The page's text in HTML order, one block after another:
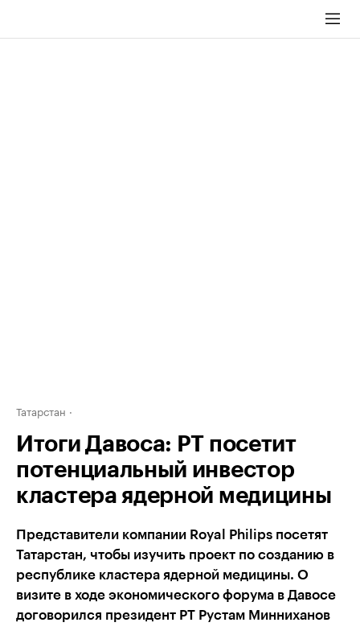
Татарстан
Итоги Давоса: РТ посетит
потенциальный инвестор
кластера ядерной медицины
Представители компании Royal Philips посетят
Татарстан, чтобы изучить проект по созданию в
республике кластера ядерной медицины. О
визите в ходе экономического форума в Давосе
договорился президент РТ Рустам Минниханов